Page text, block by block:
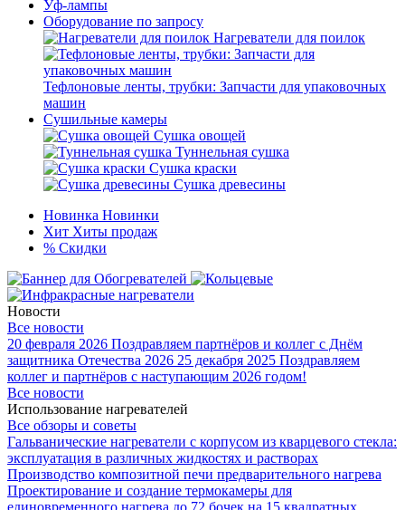
Уф-лампы
Оборудование по запросу
Нагреватели для поилок
Тефлоновые ленты, трубки: Запчасти для упаковочных
машин
Сушильные камеры
Сушка овощей
Туннельная сушка
Сушка краски
Сушка древесины
Новинка Новинки
Хит Хиты продаж
% Скидки
Новости
Все новости
20 февраля 2026 Поздравляем партнёров и коллег с Днём
защитника Отечества 2026 25 декабря 2025 Поздравляем
коллег и партнёров с наступающим 2026 годом!
Все новости
Использование нагревателей
Все обзоры и советы
Гальванические нагреватели с корпусом из кварцевого стекла:
эксплуатация в различных жидкостях и растворах
Производство композитной печи предварительного нагрева
Проектирование и создание термокамеры для
единовременного нагрева до 72 бочек на 15 квадратных